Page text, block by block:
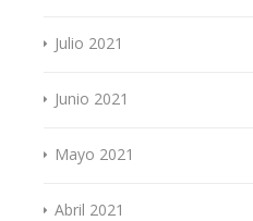
Julio 2021
Junio 2021
Mayo 2021
Abril 2021